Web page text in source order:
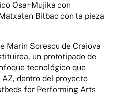
Osa+Mujika con
Bilbao con la pieza
Marin Sorescu de Craiova
un prototipado de
tecnológico que
dentro del proyecto
for Performing Arts